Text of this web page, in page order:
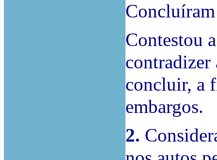
Contestou
contradizer
concluir, a
embargos.
2.